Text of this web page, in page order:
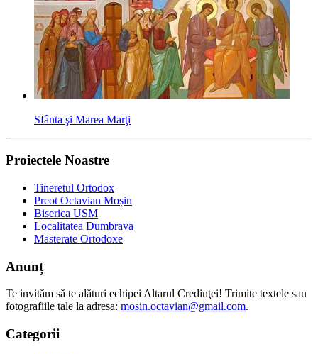
Sfânta şi Marea Marţi
Proiectele Noastre
Tineretul Ortodox
Preot Octavian Moșin
Biserica USM
Localitatea Dumbrava
Masterate Ortodoxe
Anunț
Te invităm să te alături echipei Altarul Credinţei! Trimite textele sau
fotografiile tale la adresa: mosin.octavian@gmail.com.
Categorii